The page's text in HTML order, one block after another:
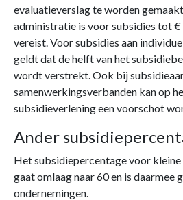
evaluatieverslag te worden
administratie is voor subsidies tot
vereist. Voor subsidies aan
geldt dat de helft van het
wordt verstrekt. Ook bij
samenwerkingsverbanden kan op
subsidieverlening een voorschot
Ander
Het subsidiepercentage voor
gaat omlaag naar 60 en is daarmee
ondernemingen.